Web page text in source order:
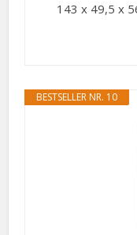
143 x 49,5 x
BESTSELLER NR. 10